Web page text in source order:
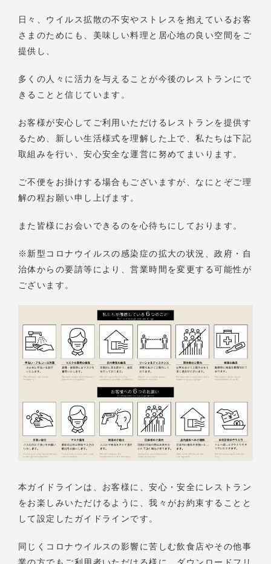
日々、ウイルス拡散の不安やストレスを抱えているお客
さまのためにも、美味しい料理と居心地の良い空間をご
提供し、
多くの人々に活力を与えることが今後のレストランにで
きることと信じています。
お客様が安心してご利用いただけるレストランを提供す
るため、新しい生活様式を理解した上で、私たちは下記
取組みを行い、安心安全な運営に努めてまいります。
ご不便をお掛けする場合もございますが、なにとぞご理
解の程お願い申し上げます。
また皆様にお会いできるのを心待ちにしております。
※新型コロナウイルスの感染症の拡大の状況、政府・自
治体からの要請等により、営業時間を変更する可能性が
ございます。
本ガイドラインは、お客様に、安心・安全にレストラン
をお楽しみいただけるように、我々がお約束することと
して設定したガイドラインです。
同じくコロナウイルスの影響に苦しむ飲食店やその他事
業の方でもご利用者いただける様に、ダウンロードフリ